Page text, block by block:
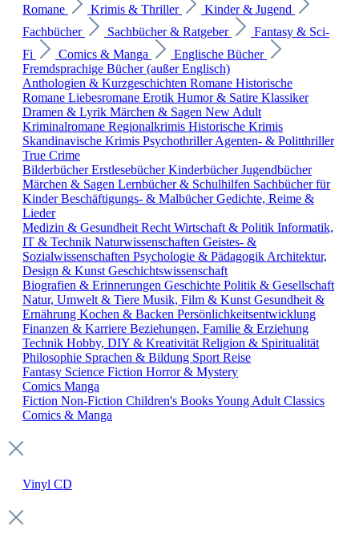
Romane Krimis & Thriller
Kinder & Jugend
Fachbücher
Sachbücher & Ratgeber
Fantasy & Sci-
Fi
Comics & Manga
Englische Bücher
Fremdsprachige Bücher (außer Englisch)
Anthologien & Kurzgeschichten Romane Historische
Romane Liebesromane Erotik Humor & Satire Klassiker
Dramen & Lyrik Märchen & Sagen New Adult
Kriminalromane Regionalkrimis Historische Krimis
Skandinavische Krimis PsychothrillerAgenten- & Politthriller
True Crime
BilderbücherErstlesebücherKinderbücherJugendbücher
Märchen & Sagen Lernbücher & Schulhilfen Sachbücher für
KinderBeschäftigungs- & MalbücherGedichte, Reime &
Lieder
Medizin & Gesundheit Recht Wirtschaft & Politik Informatik,
IT & Technik Naturwissenschaften Geistes- &
Sozialwissenschaften Psychologie & Pädagogik Architektur,
Design & Kunst Geschichtswissenschaft
Biografien & Erinnerungen Geschichte Politik & Gesellschaft
Natur, Umwelt & Tiere Musik, Film & Kunst Gesundheit &
Ernährung Kochen & Backen Persönlichkeitsentwicklung
Finanzen & Karriere Beziehungen, Familie & Erziehung
Technik Hobby, DIY & Kreativität Religion & Spiritualität
Philosophie Sprachen & Bildung Sport Reise
Fantasy Science Fiction Horror & Mystery
Comics Manga
Fiction Non-Fiction Children's BooksYoung Adult Classics
Comics & Manga
Vinyl CD